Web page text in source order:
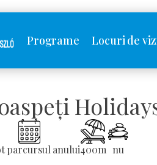
Programe Locuri de
parcursul anului400m nu